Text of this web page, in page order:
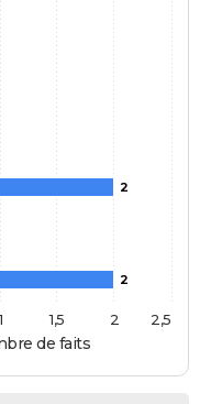
de faits
2
2
1,5 2 2,5